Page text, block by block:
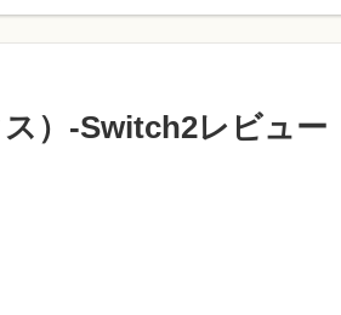
）-Switch2レビュー｜